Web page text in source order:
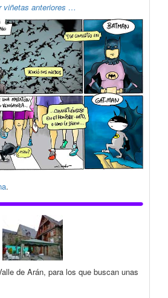
viñetas anteriores …
.
de Arán, para los que buscan unas